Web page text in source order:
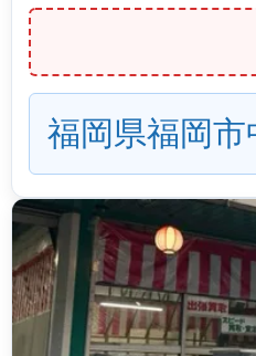
福岡県福岡